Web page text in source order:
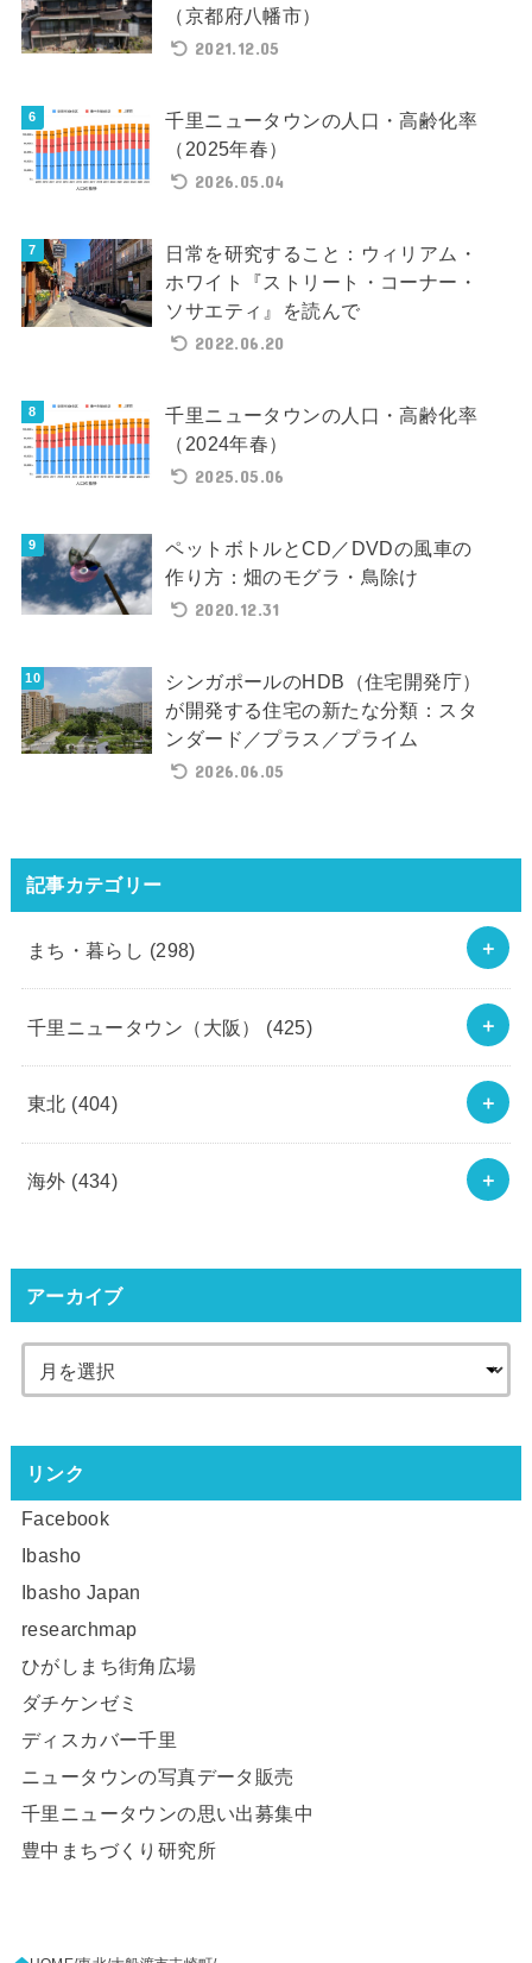
（京都府八幡市）
2021.12.05
千里ニュータウンの人口・高齢化率
（2025年春）
2026.05.04
日常を研究すること：ウィリアム・
ホワイト『ストリート・コーナー・
ソサエティ』を読んで
2022.06.20
千里ニュータウンの人口・高齢化率
（2024年春）
2025.05.06
ペットボトルとCD／DVDの風車の
作り方：畑のモグラ・鳥除け
2020.12.31
シンガポールのHDB（住宅開発庁）
が開発する住宅の新たな分類：スタ
ンダード／プラス／プライム
2026.06.05
記事カテゴリー
まち・暮らし (298)
千里ニュータウン（大阪） (425)
東北 (404)
海外 (434)
アーカイブ
リンク
Facebook
Ibasho
Ibasho Japan
researchmap
ひがしまち街角広場
ダチケンゼミ
ディスカバー千里
ニュータウンの写真データ販売
千里ニュータウンの思い出募集中
豊中まちづくり研究所